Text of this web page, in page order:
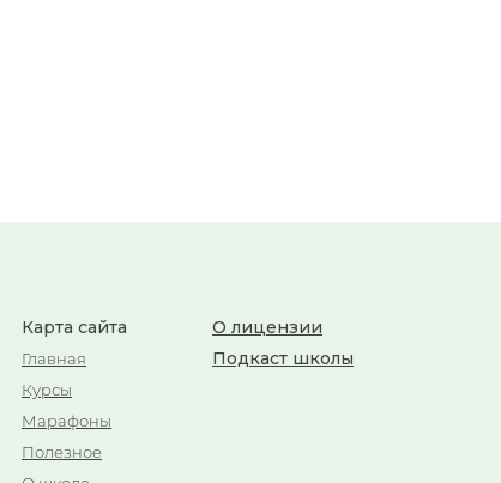
Карта сайта
Главная
Курсы
Марафоны
Полезное
Подкаст школы
О лицензии